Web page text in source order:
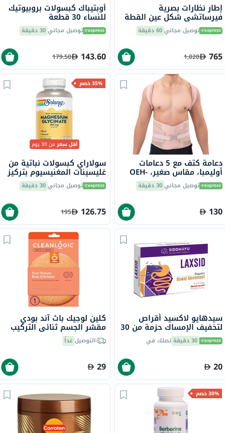
إطار نظارات بصرية
فيرساتشي شكل عين القطة
مقاس 55 - 5339 0VE3298Bتوصيل مجاني60 دقيقة
765
1,020
أوبتيباك كبسولات بروبيوتيك
للنساء 30 قطعة
توصيل مجاني30 دقيقة
143.60
179.50
دعامة كتف مع 5 دعامات
أوليمبا، مقاس صغير، OEH-
411 توصيل مجاني30 دقيقة
130
35% خصم
أقل سعرمن 30 يوم
سولاراي كبسولات نباتية من
غليسينات المغنيسيوم بتركيز
350 ملجم لصحة العظام
والعضلات حزمة من 120
توصيل مجاني30 دقيقة
126.75
195
سيدهايو لاكسيد أقراص
لتخفيف الإمساك حزمة من 30
30 دقيقة تصلك في
20
كلين لوجيك باث آند بودي
مقشر الجسم ثنائي التركيب
CL-102-4
التوصيلغداً
29
30% خصم